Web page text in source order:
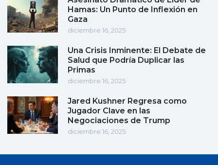
Hamas: Un Punto de Inflexión en
Gaza
diciembre 16, 2025
Una Crisis Inminente: El Debate de
Salud que Podría Duplicar las
Primas
diciembre 16, 2025
Jared Kushner Regresa como
Jugador Clave en las
Negociaciones de Trump
diciembre 16, 2025